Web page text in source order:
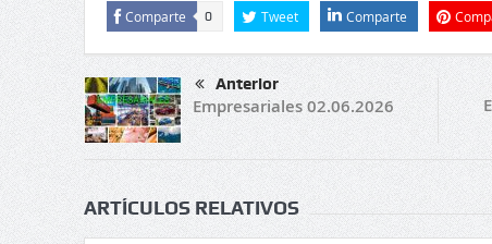
Comparte 0 Tweet Comparte
Anterior
Empresariales 02.06.2026
ARTÍCULOS RELATIVOS